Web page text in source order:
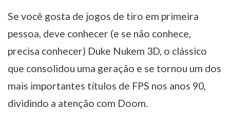
Se você gosta de jogos de tiro em primeira
pessoa, deve conhecer (e se não conhece,
precisa conhecer) Duke Nukem 3D, o clássico
que consolidou uma geração e se tornou um dos
mais importantes títulos de FPS nos anos 90,
dividindo a atenção com Doom.